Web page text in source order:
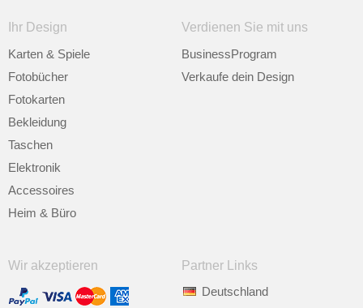
Ihr Design
Karten & Spiele
Fotobücher
Fotokarten
Bekleidung
Taschen
Elektronik
Accessoires
Heim & Büro
Verdienen Sie mit uns
BusinessProgram
Verkaufe dein Design
Wir akzeptieren
Partner Links
Deutschland